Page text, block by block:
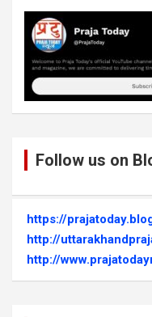
Follow us on
https://
http://
http://